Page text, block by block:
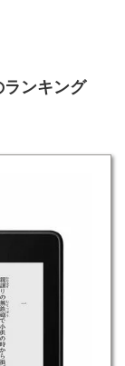
ンキング